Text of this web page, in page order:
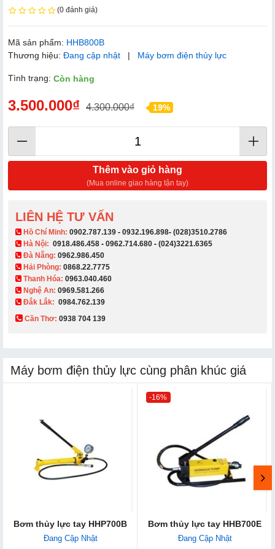
(0 đánh giá)
Mã sản phẩm: HHB800B
Thương hiệu: Đang cập nhật | Máy bơm điện thủy lực
Tình trạng: Còn hàng
3.500.000₫ 4.300.000₫ 19%
Thêm vào giỏ hàng
(Mua online giao hàng tận tay)
LIÊN HỆ TƯ VẤN
​ Hồ Chí Minh: 0902.787.139 - 0932.196.898- (028)3510.2786
Hà Nội: 0918.486.458 - 0962.714.680 - (024)3221.6365
Đà Nẵng: 0962.986.450
Hải Phòng: 0868.22.7775
Thanh Hóa: 0963.040.460
Nghệ An: 0969.581.266
Đắk Lắk: 0984.762.139
Cần Thơ: 0938 704 139​
Máy bơm điện thủy lực cùng phân khúc giá
Bơm thủy lực tay HHP700B
Đang Cập Nhật
-16%
Bơm thủy lực tay HHB700E
Đang Cập Nhật